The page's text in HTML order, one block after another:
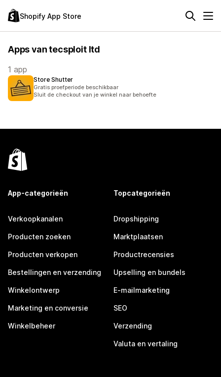
Shopify App Store
Apps van tecsploit ltd
1 app
Store Shutter
Gratis proefperiode beschikbaar
Sluit de checkout van je winkel naar behoefte
App-categorieën
Verkoopkanalen
Producten zoeken
Producten verkopen
Bestellingen en verzending
Winkelontwerp
Marketing en conversie
Winkelbeheer
Topcategorieën
Dropshipping
Marktplaatsen
Productrecensies
Upselling en bundels
E-mailmarketing
SEO
Verzending
Valuta en vertaling